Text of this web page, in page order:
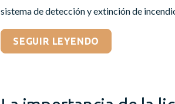
sistema de detección y extinción de
SEGUIR LEYENDO